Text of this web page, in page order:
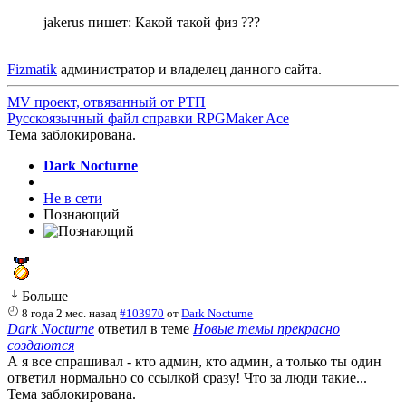
jakerus пишет: Какой такой физ ???
Fizmatik администратор и владелец данного сайта.
MV проект, отвязанный от РТП
Русскоязычный файл справки RPGMaker Ace
Тема заблокирована.
Dark Nocturne
Не в сети
Познающий
Больше
8 года 2 мес. назад #103970 отDark Nocturne
Dark Nocturne ответил в теме Новые темы прекрасно
создаются
А я все спрашивал - кто админ, кто админ, а только ты один
ответил нормально со ссылкой сразу! Что за люди такие...
Тема заблокирована.